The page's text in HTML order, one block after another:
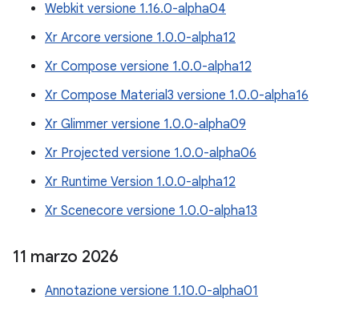
Webkit versione 1.16.0-alpha04
Xr Arcore versione 1.0.0-alpha12
Xr Compose versione 1.0.0-alpha12
Xr Compose Material3 versione 1.0.0-alpha16
Xr Glimmer versione 1.0.0-alpha09
Xr Projected versione 1.0.0-alpha06
Xr Runtime Version 1.0.0-alpha12
Xr Scenecore versione 1.0.0-alpha13
11 marzo 2026
Annotazione versione 1.10.0-alpha01